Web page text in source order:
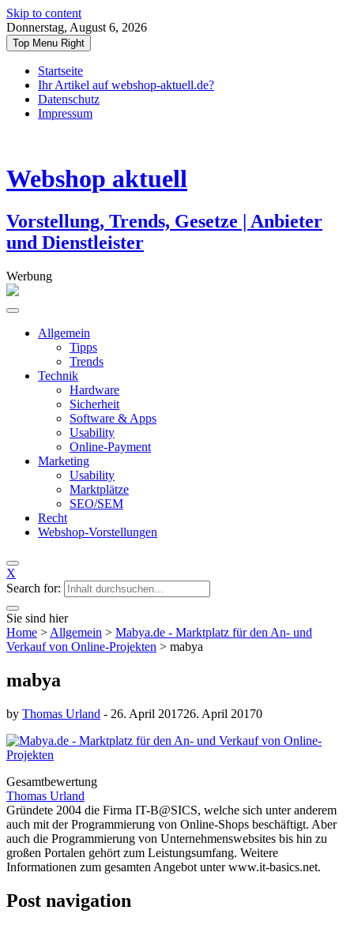
Skip to content
Donnerstag, August 6, 2026
Top Menu Right
Startseite
Ihr Artikel auf webshop-aktuell.de?
Datenschutz
Impressum
Webshop aktuell
Vorstellung, Trends, Gesetze | Anbieter
und Dienstleister
Werbung
Allgemein
Tipps
Trends
Technik
Hardware
Sicherheit
Software & Apps
Usability
Online-Payment
Marketing
Usability
Marktplätze
SEO/SEM
Recht
Webshop-Vorstellungen
X
Search for:
Sie sind hier
Home > Allgemein > Mabya.de - Marktplatz für den An- und
Verkauf von Online-Projekten > mabya
mabya
by Thomas Urland - 26. April 201726. April 20170
Gesamtbewertung
Thomas Urland
Gründete 2004 die Firma IT-B@SICS, welche sich unter anderem
auch mit der Programmierung von Online-Shops beschäftigt. Aber
auch die Programmierung von Unternehmenswebsites bis hin zu
großen Portalen gehört zum Leistungsumfang. Weitere
Informationen zum gesamten Angebot unter www.it-basics.net.
Post navigation